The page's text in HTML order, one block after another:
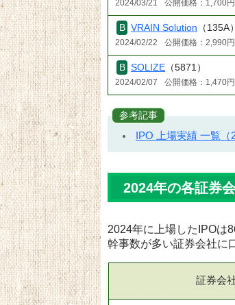
2024/03/21 公開価格：1,700
VRAIN Solution （135A）
2024/02/22 公開価格：2,990
SOLIZE （5871）
2024/02/07 公開価格：1,470
参考記事
IPO 上場実績 一覧（
2024年の各証券
2024年に上場したIPOは
幹事数が多い証券会社に
証券会